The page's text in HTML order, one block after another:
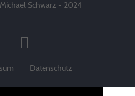
Schwarz - 2024
Datenschutz